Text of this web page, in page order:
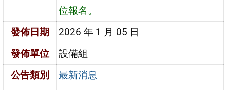
位報名。
發佈日期
2026 年 1 月 05 日
發佈單位
設備組
公告類別
最新消息